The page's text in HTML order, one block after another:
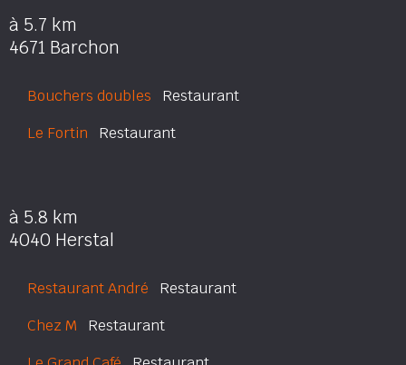
à 5.7 km
4671 Barchon
Bouchers doubles Restaurant
Le Fortin Restaurant
à 5.8 km
4040 Herstal
Restaurant André Restaurant
Chez M Restaurant